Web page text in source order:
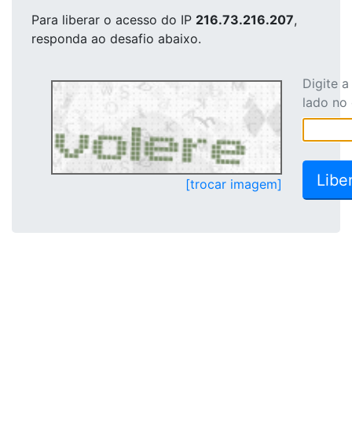
Para liberar o acesso do IP 216.73.216.207,
responda ao desafio abaixo.
[trocar imagem]
Digite
lado no